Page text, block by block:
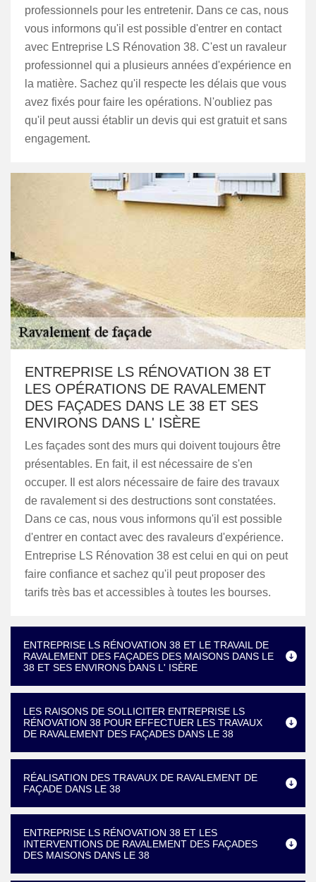
professionnels pour les entretenir. Dans ce cas, nous
vous informons qu'il est possible d'entrer en contact
avec Entreprise LS Rénovation 38. C'est un ravaleur
professionnel qui a plusieurs années d'expérience en
la matière. Sachez qu'il respecte les délais que vous
avez fixés pour faire les opérations. N'oubliez pas
qu'il peut aussi établir un devis qui est gratuit et sans
engagement.
ENTREPRISE LS RÉNOVATION 38 ET
LES OPÉRATIONS DE RAVALEMENT
DES FAÇADES DANS LE 38 ET SES
ENVIRONS DANS L' ISÈRE
Les façades sont des murs qui doivent toujours être
présentables. En fait, il est nécessaire de s'en
occuper. Il est alors nécessaire de faire des travaux
de ravalement si des destructions sont constatées.
Dans ce cas, nous vous informons qu'il est possible
d'entrer en contact avec des ravaleurs d'expérience.
Entreprise LS Rénovation 38 est celui en qui on peut
faire confiance et sachez qu'il peut proposer des
tarifs très bas et accessibles à toutes les bourses.
ENTREPRISE LS RÉNOVATION 38 ET LE TRAVAIL DE
RAVALEMENT DES FAÇADES DES MAISONS DANS LE
38 ET SES ENVIRONS DANS L' ISÈRE
LES RAISONS DE SOLLICITER ENTREPRISE LS
RÉNOVATION 38 POUR EFFECTUER LES TRAVAUX
DE RAVALEMENT DES FAÇADES DANS LE 38
RÉALISATION DES TRAVAUX DE RAVALEMENT DE
FAÇADE DANS LE 38
ENTREPRISE LS RÉNOVATION 38 ET LES
INTERVENTIONS DE RAVALEMENT DES FAÇADES
DES MAISONS DANS LE 38